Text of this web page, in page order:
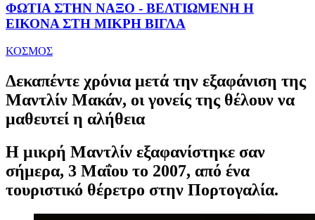
ΦΩΤΙΑ ΣΤΗΝ ΝΑΞΟ - ΒΕΛΤΙΩΜΕΝΗ Η
ΕΙΚΟΝΑ ΣΤΗ ΜΙΚΡΗ ΒΙΓΛΑ
ΚΟΣΜΟΣ
Δεκαπέντε χρόνια μετά την εξαφάνιση της
Μαντλίν Μακάν, οι γονείς της θέλουν να
μαθευτεί η αλήθεια
Η μικρή Μαντλίν εξαφανίστηκε σαν
σήμερα, 3 Μαΐου το 2007, από ένα
τουριστικό θέρετρο στην Πορτογαλία.